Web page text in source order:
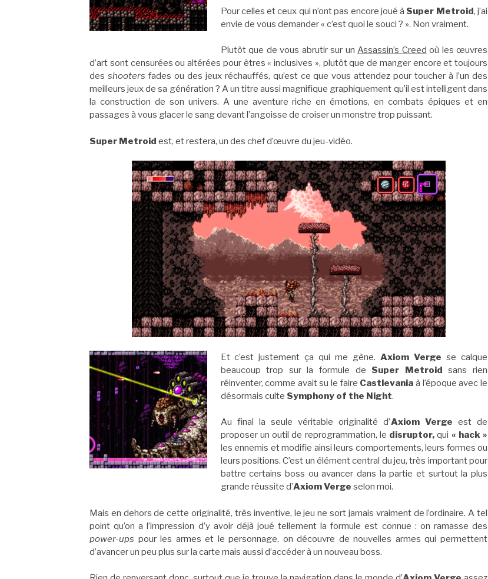
Pour celles et ceux qui n’ont pas encore joué à Super Metroid, j’ai
envie de vous demander « c’est quoi le souci ? ». Non vraiment.
Plutôt que de vous abrutir sur un Assassin’s Creed où les œuvres
d’art sont censurées ou altérées pour êtres « inclusives », plutôt que de manger encore et toujours
des shooters fades ou des jeux réchauffés, qu’est ce que vous attendez pour toucher à l’un des
meilleurs jeux de sa génération ? A un titre aussi magnifique graphiquement qu’il est intelligent dans
la construction de son univers. A une aventure riche en émotions, en combats épiques et en
passages à vous glacer le sang devant l’angoisse de croiser un monstre trop puissant.
Super Metroid est, et restera, un des chef d’œuvre du jeu-vidéo.
Et c’est justement ça qui me gène.Axiom Verge se calque
beaucoup trop sur la formule de Super Metroid sans rien
réinventer, comme avait su le faire Castlevania à l’époque avec le
désormais culte Symphony of the Night.
Au final la seule véritable originalité d’Axiom Verge est de
proposer un outil de reprogrammation, le disruptor, qui « hack »
les ennemis et modifie ainsi leurs comportements, leurs formes ou
leurs positions. C’est un élément central du jeu, très important pour
battre certains boss ou avancer dans la partie et surtout la plus
grande réussite d’Axiom Verge selon moi.
Mais en dehors de cette originalité, très inventive, le jeu ne sort jamais vraiment de l’ordinaire. A tel
point qu’on a l’impression d’y avoir déjà joué tellement la formule est connue : on ramasse des
power-ups pour les armes et le personnage, on découvre de nouvelles armes qui permettent
d’avancer un peu plus sur la carte mais aussi d’accéder à un nouveau boss.